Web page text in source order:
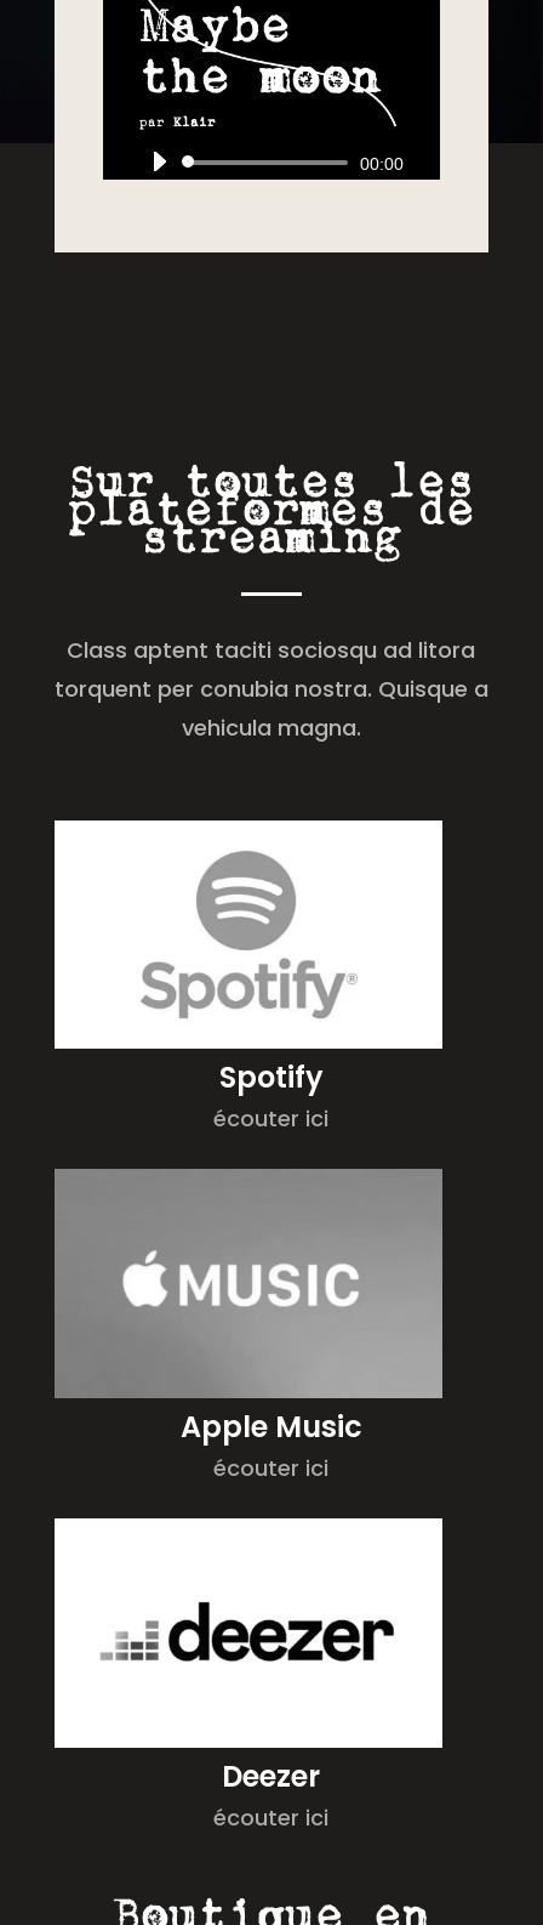
Maybe
the moon
par Klair
Lecteur
00:00
Sur toutes les
plateformes de
streaming
Class aptent taciti sociosqu ad litora
torquent per conubia nostra. Quisque a
vehicula magna.
Spotify
écouter ici
Apple Music
écouter ici
Deezer
écouter ici